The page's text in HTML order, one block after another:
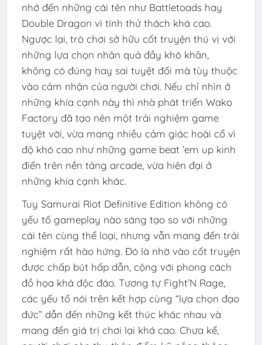
nhớ đến những cái tên như Battletoadshay
Double Dragon vì tính thử thách khá cao.
Ngược lại, trò chơi sở hữu cốt truyện thú vị với
những lựa chọn nhân quả đầy khó khăn,
không có đúng hay sai tuyệt đối mà tùy thuộc
vào cảm nhận của người chơi. Nếu chỉ nhìn ở
những khía cạnh này thì nhà phát triển Wako
Factory đã tạo nên một trải nghiệm game
tuyệt vời, vừa mang nhiều cảm giác hoài cổ vì
độ khó cao như những game beat ’em up kinh
điển trên nền tảng arcade, vừa hiện đại ở
những khía cạnh khác.
Tuy Samurai Riot Definitive Edition không có
yếu tố gameplay nào sáng tạo so với những
cái tên cùng thể loại, nhưng vẫn mang đến trải
nghiệm rất hào hứng. Đó là nhờ vào cốt truyện
được chấp bút hấp dẫn, cộng với phong cách
đồ họa khá độc đáo. Tương tự Fight’N Rage,
các yếu tố nói trên kết hợp cùng “lựa chọn đạo
đức” dẫn đến những kết thúc khác nhau và
mang đến giá trị chơi lại khá cao. Chưa kể,